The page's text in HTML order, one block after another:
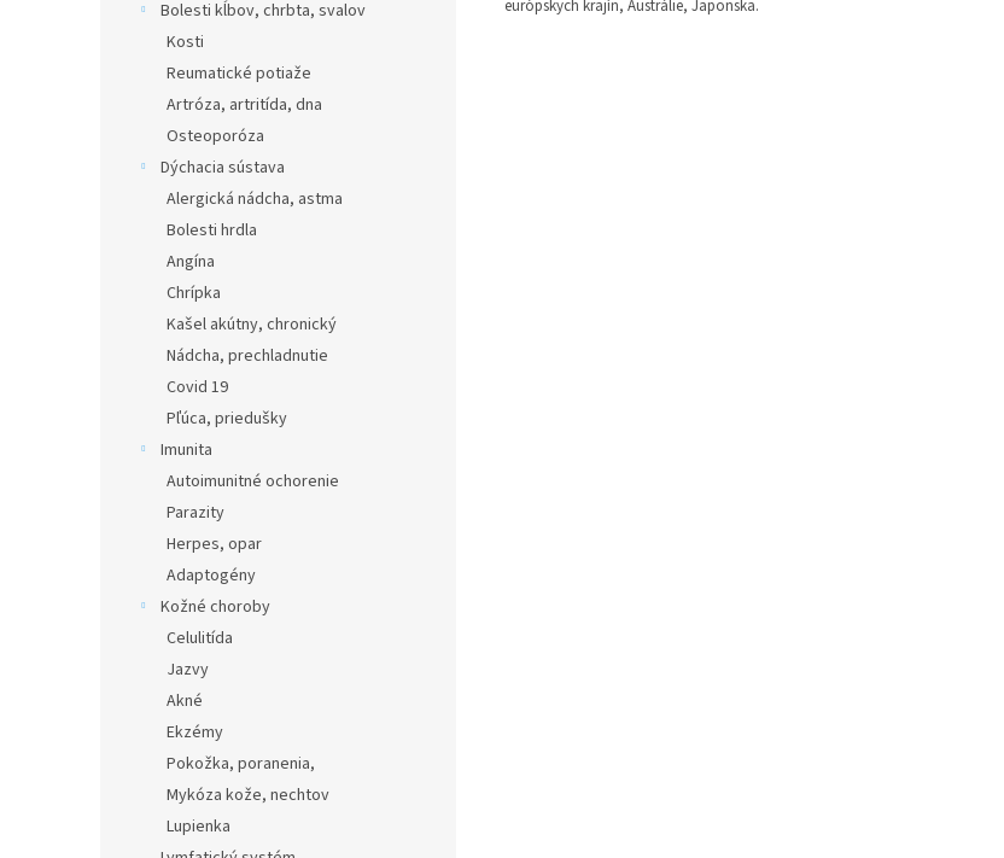
Bolesti kĺbov, chrbta, svalov
Kosti
Reumatické potiaže
Artróza, artritída, dna
Osteoporóza
Dýchacia sústava
Alergická nádcha, astma
Bolesti hrdla
Angína
Chrípka
Kašel akútny, chronický
Nádcha, prechladnutie
Covid 19
Pľúca, priedušky
Imunita
Autoimunitné ochorenie
Parazity
Herpes, opar
Adaptogény
Kožné choroby
Celulitída
Jazvy
Akné
Ekzémy
Pokožka, poranenia,
Mykóza kože, nechtov
Lupienka
európskych krajín, Austrálie, Japonska.